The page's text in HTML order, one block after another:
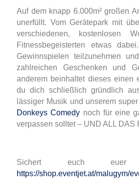
Auf dem knapp 6.000m² großen
unerfüllt. Vom Gerätepark mit
verschiedenen,
Fitnessbegeisterten etwas
Gewinnspielen teilzunehmen
zahlreichen Geschenken und
anderem beinhaltet dieses einen
du dich schließlich gründlich
lässiger Musik und unserem
Donkeys Comedy noch für eine
verpassen solltet – UND ALL DAS
Sichert euch
https://shop.eventjet.at/malugym/